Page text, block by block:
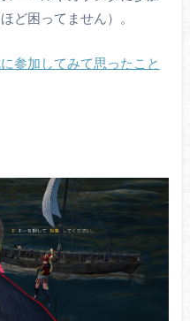
ど困ってません）。
参加してみて思ったこと